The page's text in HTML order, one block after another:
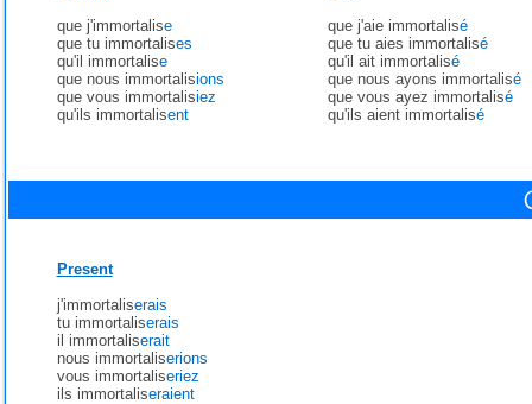
que j'immortalise
que tu immortalises
qu'il immortalise
que nous immortalisions
que vous immortalisiez
qu'ils immortalisent
que j'aie immortalisé
que tu aies immortalisé
qu'il ait immortalisé
que nous ayons immortalisé
que vous ayez immortalisé
qu'ils aient immortalisé
Present
j'immortaliserais
tu immortaliserais
il immortaliserait
nous immortaliserions
vous immortaliseriez
ils immortaliseraient